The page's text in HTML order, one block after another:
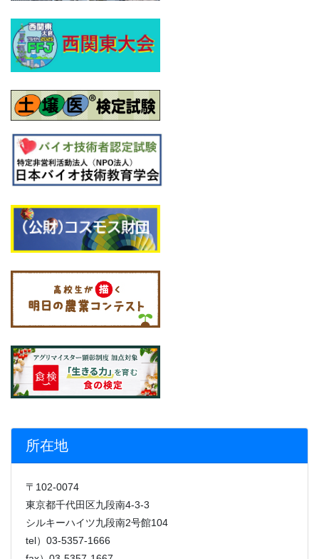
所在地
〒102-0074
東京都千代田区九段南4-3-3
シルキーハイツ九段南2号館104
tel）03-5357-1666